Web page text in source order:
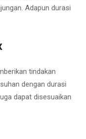
Adapun durasi
tindakan
dengan durasi
dapat disesuaikan